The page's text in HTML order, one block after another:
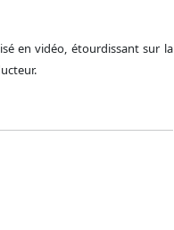
en vidéo, étourdissant sur la